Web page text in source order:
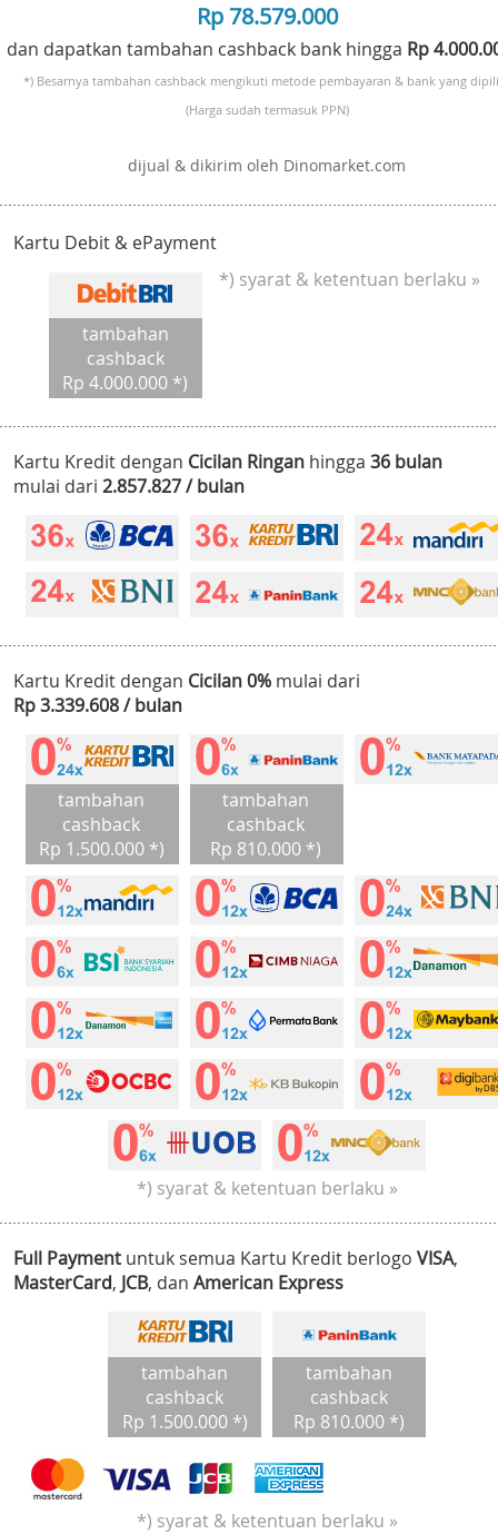
Rp 78.579.000
dan dapatkan tambahan cashback bank hingga Rp
*) Besarnya tambahan cashback mengikuti metode pembayaran & bank yang
(Harga sudah termasuk PPN)
dijual & dikirim oleh Dinomarket.com
Kartu Debit & ePayment
tambahan
cashback
Rp 4.000.000 *)
*) syarat & ketentuan berlaku »
Kartu Kredit dengan Cicilan Ringan hingga 36 bulan
mulai dari 2.857.827 / bulan
Kartu Kredit dengan Cicilan 0% mulai dari
Rp 3.339.608 / bulan
tambahan
cashback
Rp 1.500.000 *)
tambahan
cashback
Rp 810.000 *)
*) syarat & ketentuan berlaku »
Full Payment untuk semua Kartu Kredit berlogo VISA,
MasterCard, JCB, dan American Express
tambahan
cashback
Rp 1.500.000 *)
tambahan
cashback
Rp 810.000 *)
*) syarat & ketentuan berlaku »